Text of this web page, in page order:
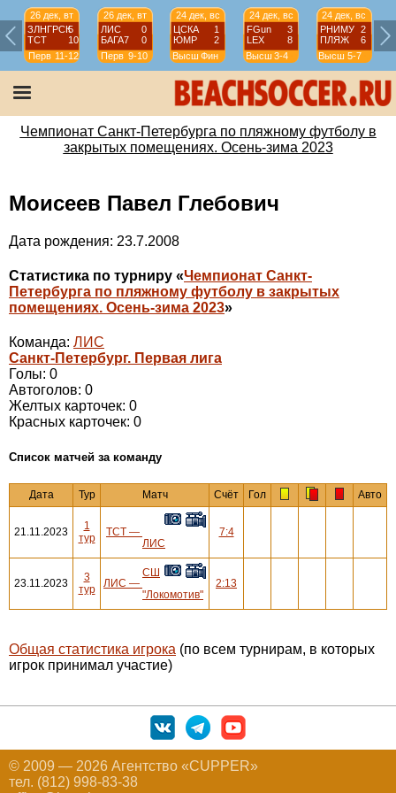
26 дек, вт
ЗЛНГРСК5
ТСТ
10
Перв 11-12
26 дек, вт
ЛИС
0
БАГА7
0
Перв 9-10
24 дек, вс
ЦСКА
1
ЮМР
2
Высш Фин
24 дек, вс
FGun
3
LEX
8
Высш 3-4
24 дек, вс
РНИМУ
2
ПЛЯЖ
6
Высш 5-7
Чемпионат Санкт-Петербурга по пляжному футболу в
закрытых помещениях. Осень-зима 2023
Моисеев Павел Глебович
Дата рождения: 23.7.2008
Статистика по турниру «Чемпионат Санкт-
Петербурга по пляжному футболу в закрытых
помещениях. Осень-зима 2023»
Команда: ЛИС
Санкт-Петербург. Первая лига
Голы: 0
Автоголов: 0
Желтых карточек: 0
Красных карточек: 0
Cписок матчей за команду
Дата Тур Матч Счёт Гол Авто
21.11.2023
1
тур
ТСТ —
ЛИС
7:4
23.11.2023
3
тур
ЛИС —
СШ
"Локомотив"
2:13
Общая статистика игрока (по всем турнирам, в которых
игрок принимал участие)
© 2009 — 2026 Агентство «CUPPER»
тел. (812) 998-83-38